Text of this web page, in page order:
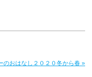
のおはなし２０２０冬から春 »